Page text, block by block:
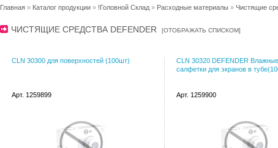
Главная » Каталог продукции » !Головной Склад » Расходные материалы » Чистящие
ЧИСТЯЩИЕ СРЕДСТВА DEFENDER [ОТОБРАЖАТЬ СПИСКОМ]
CLN 30300 для поверхностей (100шт)
Арт. 1259899
CLN 30320 DEFENDER
салфетки для экранов в
Арт. 1259900